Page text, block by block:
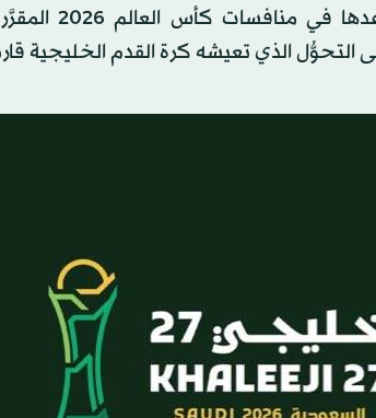
ستشهد
الذي تعيشه كرة القدم الخليجية